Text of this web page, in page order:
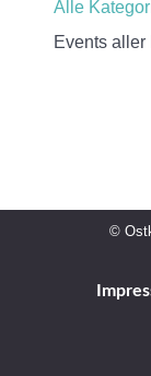
Alle
Events
©